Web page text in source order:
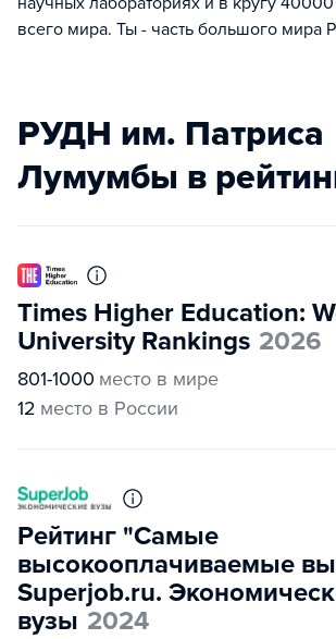
всего мира. Ты - часть большого мира
РУДН им. Патриса
Лумумбы в
Times Higher Education:
University Rankings 2026
801-1000 место в мире
12 место в России
Рейтинг "Самые
высокооплачиваемые
Superjob.ru.
вузы 2024